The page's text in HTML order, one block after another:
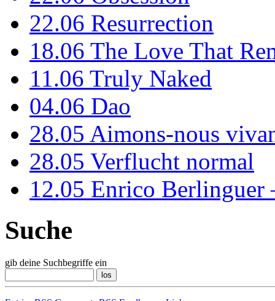
22.06 Resurrection
18.06 The Love That
11.06 Truly Naked
04.06 Dao
28.05 Aimons-nous
28.05 Verflucht normal
12.05 Enrico Berlinguer
Suche
gib deine Suchbegriffe ein